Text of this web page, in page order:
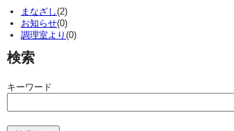
まなざし(2)
お知らせ(0)
調理室より (0)
検索
キーワード